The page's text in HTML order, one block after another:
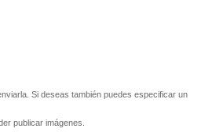
Si deseas también puedes especificar un
publicar imágenes.